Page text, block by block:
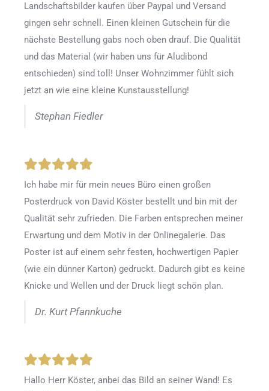
Landschaftsbilder kaufen über Paypal und Versand
gingen sehr schnell. Einen kleinen Gutschein für die
nächste Bestellung gabs noch oben drauf. Die Qualität
und das Material (wir haben uns für Aludibond
entschieden) sind toll! Unser Wohnzimmer fühlt sich
jetzt an wie eine kleine Kunstausstellung!
Stephan Fiedler
Ich habe mir für mein neues Büro einen großen
Posterdruck von David Köster bestellt und bin mit der
Qualität sehr zufrieden. Die Farben entsprechen meiner
Erwartung und dem Motiv in der Onlinegalerie. Das
Poster ist auf einem sehr festen, hochwertigen Papier
(wie ein dünner Karton) gedruckt. Dadurch gibt es keine
Knicke und Wellen und der Druck liegt schön plan.
Dr. Kurt Pfannkuche
Hallo Herr Köster, anbei das Bild an seiner Wand! Es